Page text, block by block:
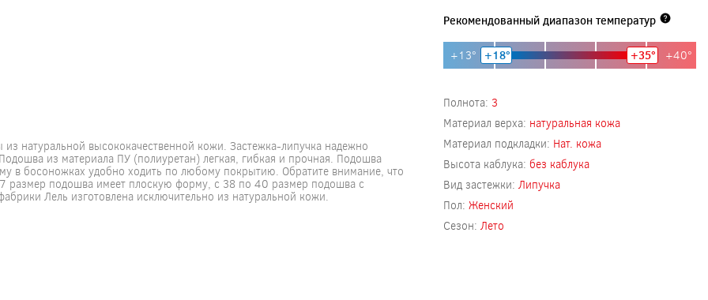
натуральной высококачественной кожи. Застежка-липучка надежно
из материала ПУ (полиуретан) легкая, гибкая и прочная. Подошва
в босоножках удобно ходить по любому покрытию. Обратите внимание, что
размер подошва имеет плоскую форму, с 38 по 40 размер подошва с
Лель изготовлена исключительно из натуральной кожи.
Рекомендованный диапазон температур
+13° +18° +35° +40°
Полнота: 3
Материал верха: натуральная кожа
Материал подкладки: Нат. кожа
Высота каблука: без каблука
Вид застежки: Липучка
Пол: Женский
Сезон: Лето